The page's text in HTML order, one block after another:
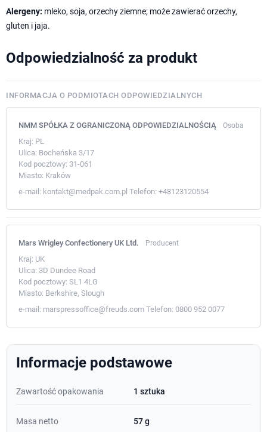
Alergeny: mleko, soja, orzechy ziemne; może zawierać orzechy,
gluten i jaja.
Odpowiedzialność za produkt
INFORMACJA O PODMIOTACH ODPOWIEDZIALNYCH
NMM SPÓŁKA Z OGRANICZONĄ ODPOWIEDZIALNOŚCIĄ Osoba
Kraj: PL
Ulica: Bocheńska 3/17
Kod pocztowy: 31-061
Miasto: Kraków
e-mail: kontakt@medpak.com.pl Telefon: +48123120554
Mars Wrigley Confectionery UK Ltd. Producent
Kraj: UK
Ulica: 3D Dundee Road
Kod pocztowy: SL1 4LG
Miasto: Berkshire, Slough
e-mail: marspressoffice@freuds.com Telefon: 0800 952 0077
Informacje podstawowe
Zawartość opakowania 1 sztuka
Masa netto 57 g